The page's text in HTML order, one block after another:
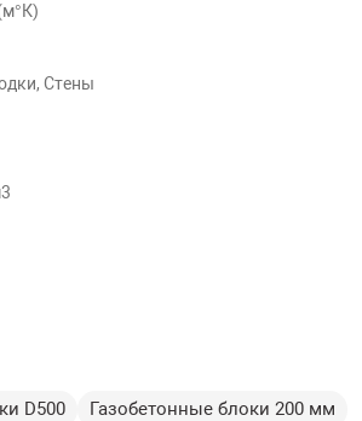
Стены
D500
Газобетонные блоки 200 мм